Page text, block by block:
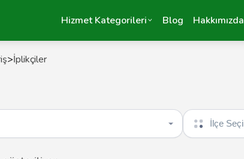
Hizmet Kategorileri Blog Hakkımızda
>İplikçiler
İlçe seçin